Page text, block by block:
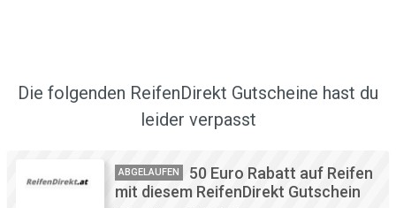
Die folgenden ReifenDirekt Gutscheine hast du
leider verpasst
ABGELAUFEN
50 Euro Rabatt auf Reifen
mit diesem ReifenDirekt Gutschein